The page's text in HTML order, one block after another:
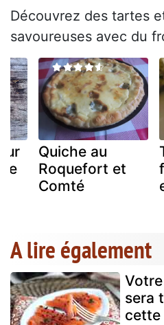
Découvrez des tartes
savoureuses avec du
Quiche au
Roquefort et
Comté
A lire également
sera
cette